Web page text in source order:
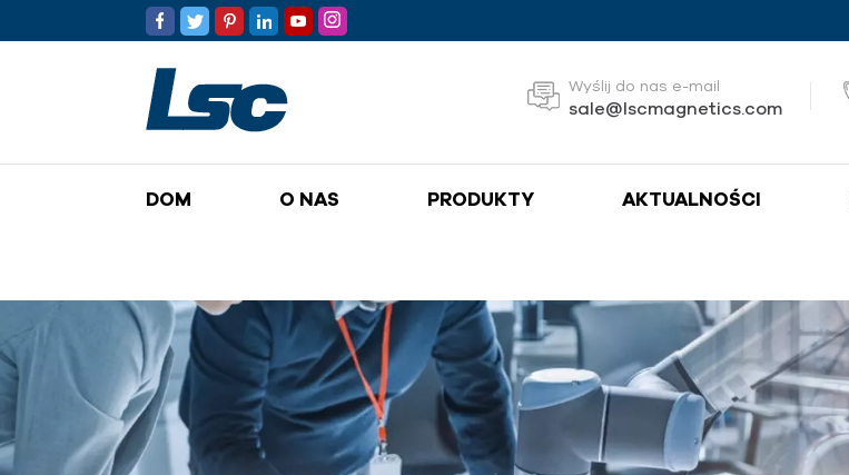
Wyślij do nas e-mail
sale@lscmagnetics.com
DOM O NAS PRODUKTY AKTUALNOŚCI